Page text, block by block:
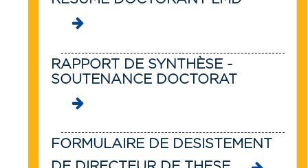
RAPPORT DE SYNTHÈSE -
SOUTENANCE DOCTORAT
FORMULAIRE DE DESISTEMENT